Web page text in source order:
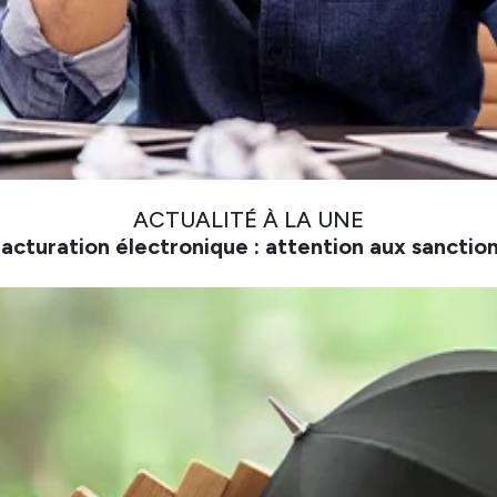
ACTUALITÉ À LA UNE
électronique : attention aux